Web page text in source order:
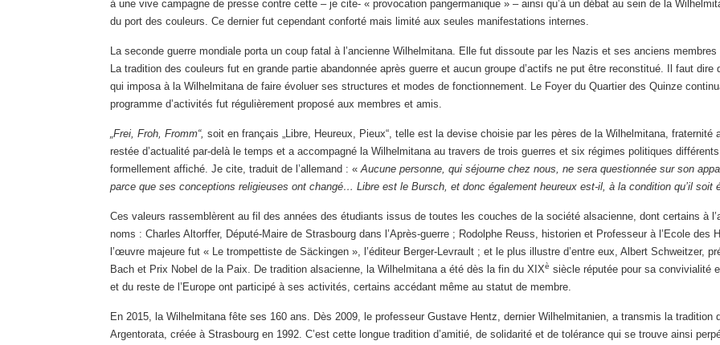
à une vive campagne de presse contre cette – je cite- « provocation pangermanique » – ainsi qu’à un débat au sein de la
du port des couleurs. Ce dernier fut cependant conforté mais limité aux seules manifestations internes.
La seconde guerre mondiale porta un coup fatal à l’ancienne Wilhelmitana. Elle fut dissoute par les Nazis et ses anciens
La tradition des couleurs fut en grande partie abandonnée après guerre et aucun groupe d’actifs ne put être reconstitué. Il faut
qui imposa à la Wilhelmitana de faire évoluer ses structures et modes de fonctionnement. Le Foyer du Quartier des Quinze
programme d’activités fut régulièrement proposé aux membres et amis.
„Frei, Froh, Fromm“, soit en français „Libre, Heureux, Pieux“, telle est la devise choisie par les pères de la Wilhelmitana,
restée d’actualité par-delà le temps et a accompagné la Wilhelmitana au travers de trois guerres et six régimes politiques
formellement affiché. Je cite, traduit de l’allemand : «Aucune personne, qui séjourne chez nous, ne sera questionnée sur son
parce que ses conceptions religieuses ont changé… Libre est le Bursch, et donc également heureux est-il, à la condition qu’il soit
Ces valeurs rassemblèrent au fil des années des étudiants issus de toutes les couches de la société alsacienne, dont certains à
noms : Charles Altorffer, Député-Maire de Strasbourg dans l’Après-guerre ; Rodolphe Reuss, historien et Professeur à l’Ecole
l’œuvre majeure fut « Le trompettiste de Säckingen », l’éditeur Berger-Levrault ; et le plus illustre d’entre eux, Albert Schweitzer,
Bach et Prix Nobel de la Paix. De tradition alsacienne, la Wilhelmitana a été dès la fin du XIXè siècle réputée pour sa convivialité
et du reste de l’Europe ont participé à ses activités, certains accédant même au statut de membre.
En 2015, la Wilhelmitana fête ses 160 ans. Dès 2009, le professeur Gustave Hentz, dernier Wilhelmitanien, a transmis la
Argentorata, créée à Strasbourg en 1992. C’est cette longue tradition d’amitié, de solidarité et de tolérance qui se trouve ainsi